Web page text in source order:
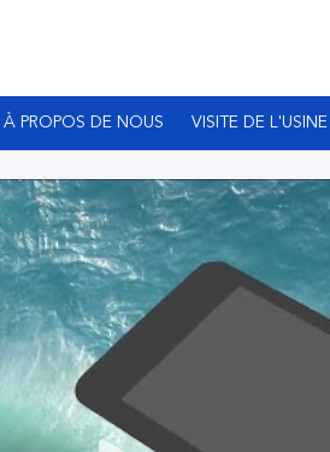
À PROPOS DE NOUS VISITE DE L'USINE